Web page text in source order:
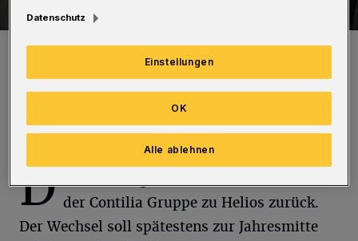
Dr. Holger Raphael kehrt aus Essen von der Contilia Gruppe zu
D der Contilia Gruppe zu Helios zurück.
Der Wechsel soll spätestens zur Jahresmitte
Datenschutz
Einstellungen
Alle ablehnen
OK